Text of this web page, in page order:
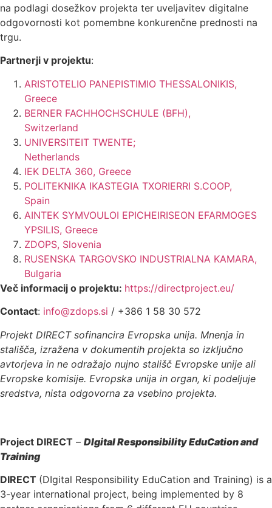
na podlagi dosežkov projekta ter uveljavitev digitalne
odgovornosti kot pomembne konkurenčne prednosti na
trgu.
Partnerji v projektu:
ARISTOTELIO PANEPISTIMIO THESSALONIKIS,
Greece
BERNER FACHHOCHSCHULE (BFH),
Switzerland
UNIVERSITEIT TWENTE;
Netherlands
IEK DELTA 360, Greece
POLITEKNIKA IKASTEGIA TXORIERRI S.COOP,
Spain
AINTEK SYMVOULOI EPICHEIRISEON EFARMOGES
YPSILIS, Greece
ZDOPS, Slovenia
RUSENSKA TARGOVSKO INDUSTRIALNA KAMARA,
Bulgaria
Več informacij o projektu: https://directproject.eu/
Contact: info@zdops.si / +386 1 58 30 572
Projekt DIRECT sofinancira Evropska unija. Mnenja in
stališča, izražena v dokumentih projekta so izključno
avtorjeva in ne odražajo nujno stališč Evropske unije ali
Evropske komisije. Evropska unija in organ, ki podeljuje
sredstva, nista odgovorna za vsebino projekta.
Project DIRECT – DIgital Responsibility EduCation and
Training
DIRECT (DIgital Responsibility EduCation and Training) is a
3-year international project, being implemented by 8